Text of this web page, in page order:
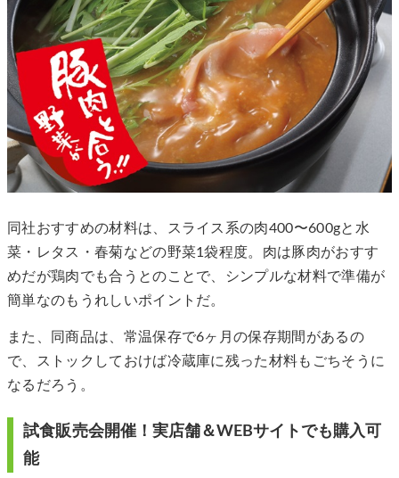
同社おすすめの材料は、スライス系の肉400〜600gと水
菜・レタス・春菊などの野菜1袋程度。肉は豚肉がおすす
めだが鶏肉でも合うとのことで、シンプルな材料で準備が
簡単なのもうれしいポイントだ。
また、同商品は、常温保存で6ヶ月の保存期間があるの
で、ストックしておけば冷蔵庫に残った材料もごちそうに
なるだろう。
試食販売会開催！実店舗＆WEBサイトでも購入可
能